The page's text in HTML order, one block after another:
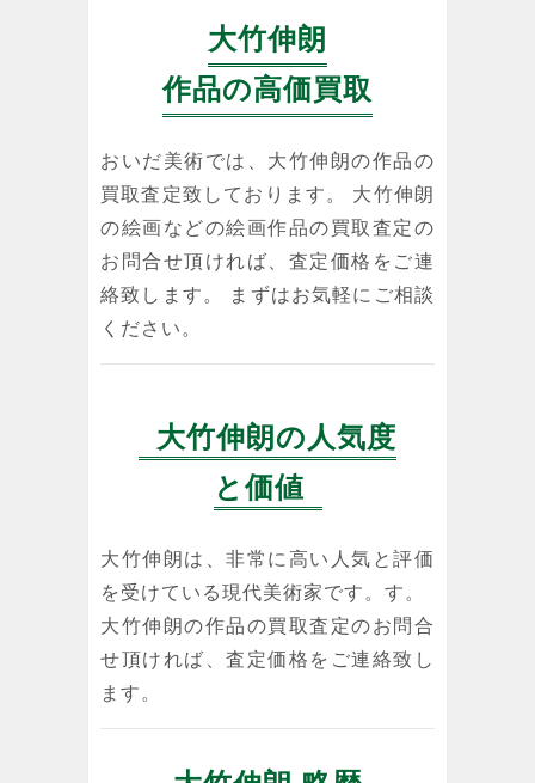
大竹伸朗
作品の高価買取
おいだ美術では、大竹伸朗の作品の
買取査定致しております。 大竹伸朗
の絵画などの絵画作品の買取査定の
お問合せ頂ければ、査定価格をご連
絡致します。 まずはお気軽にご相談
ください。
大竹伸朗の人気度
と価値
大竹伸朗は、非常に高い人気と評価
を受けている現代美術家です。す。
大竹伸朗の作品の買取査定のお問合
せ頂ければ、査定価格をご連絡致し
ます。